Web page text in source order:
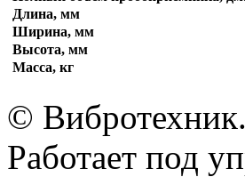
Длина, мм
Ширина, мм
Высота, мм
Масса, кг
©
Работает под